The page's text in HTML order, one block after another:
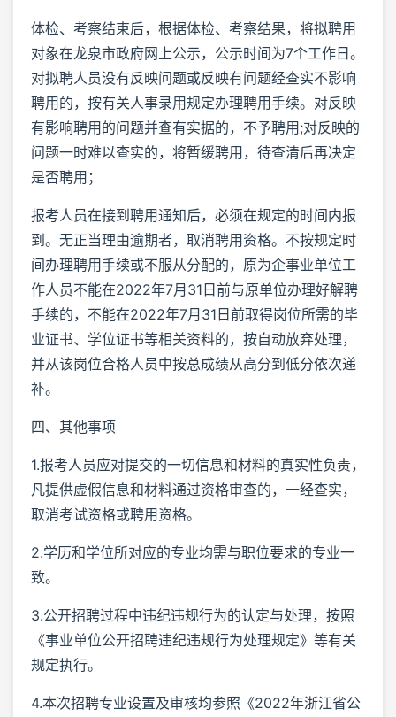
体检、考察结束后，根据体检、考察结果，将拟聘用
对象在龙泉市政府网上公示，公示时间为7个工作日。
对拟聘人员没有反映问题或反映有问题经查实不影响
聘用的，按有关人事录用规定办理聘用手续。对反映
有影响聘用的问题并查有实据的，不予聘用;对反映的
问题一时难以查实的，将暂缓聘用，待查清后再决定
是否聘用；
报考人员在接到聘用通知后，必须在规定的时间内报
到。无正当理由逾期者，取消聘用资格。不按规定时
间办理聘用手续或不服从分配的，原为企事业单位工
作人员不能在2022年7月31日前与原单位办理好解聘
手续的，不能在2022年7月31日前取得岗位所需的毕
业证书、学位证书等相关资料的，按自动放弃处理，
并从该岗位合格人员中按总成绩从高分到低分依次递
补。
四、其他事项
1.报考人员应对提交的一切信息和材料的真实性负责，
凡提供虚假信息和材料通过资格审查的，一经查实，
取消考试资格或聘用资格。
2.学历和学位所对应的专业均需与职位要求的专业一
致。
3.公开招聘过程中违纪违规行为的认定与处理，按照
《事业单位公开招聘违纪违规行为处理规定》等有关
规定执行。
4.本次招聘专业设置及审核均参照《2022年浙江省公